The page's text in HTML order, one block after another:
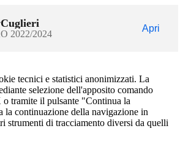
2022/2024
Apri
tecnici e statistici anonimizzati. La
selezione dell'apposito comando
tramite il pulsante "Continua la
la continuazione della navigazione in
strumenti di tracciamento diversi da quelli